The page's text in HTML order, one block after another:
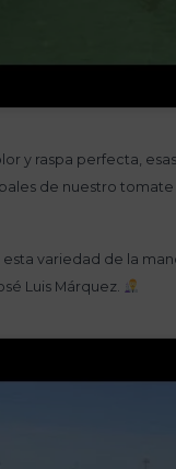
y raspa perfecta,
de nuestro tomate
variedad de la
Luis Márquez.